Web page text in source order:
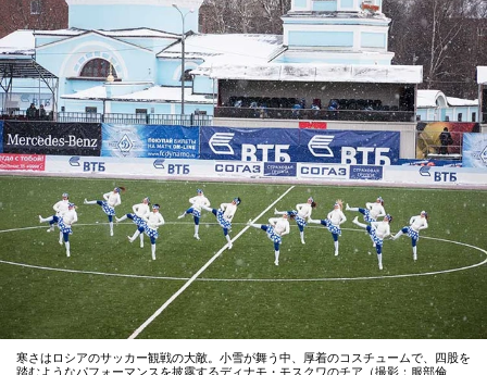
寒さはロシアのサッカー観戦の大敵。小雪が舞う中、厚着のコスチュームで、四股を
踏むようなパフォーマンスを披露するディナモ・モスクワのチア（撮影：服部倫